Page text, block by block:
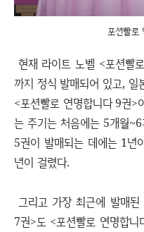
포션빨로
현재 라이트 노벨 <포션빨
까지 정식 발매되어 있고,
<포션빨로 연명합니다 9권>
는 주기는 처음에는 5개월
5권이 발매되는 데에는 1년
년이 걸렸다.
그리고 가장 최근에 발매
7권>도 <포션빨로 연명합